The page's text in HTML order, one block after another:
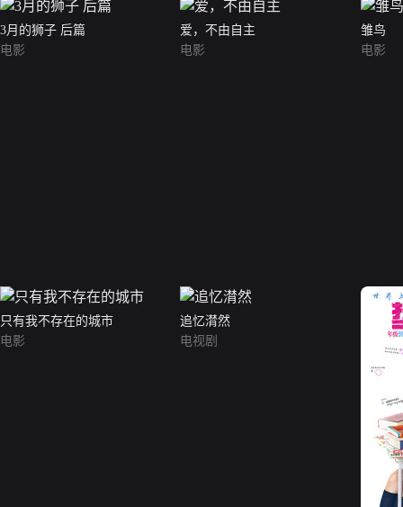
3月的狮子 后篇
电影
爱，不由自主
电影
雏鸟
电影
只有我不存在的城市
电影
追忆潸然
电视剧